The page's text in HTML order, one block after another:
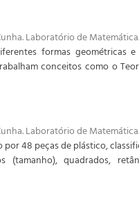
Laboratório de Matemática.
formas geométricas
conceitos como o
Laboratório de Matemática.
48 peças de plástico,
(tamanho), quadrados,